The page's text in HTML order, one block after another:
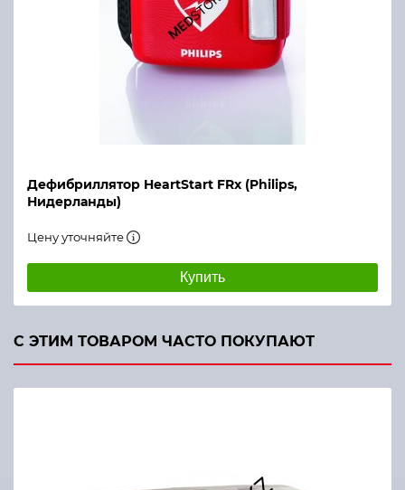
Дефибриллятор HeartStart FRx (Philips,
Нидерланды)
Цену уточняйте
Купить
С ЭТИМ ТОВАРОМ ЧАСТО ПОКУПАЮТ